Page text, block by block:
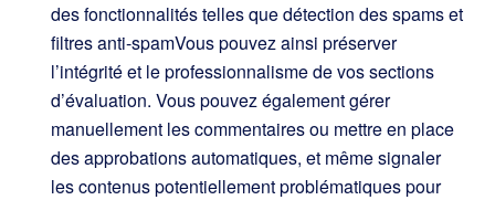
des fonctionnalités telles quedétection des spams et
filtres anti-spamVous pouvez ainsi préserver
l’intégrité et le professionnalisme de vos sections
d’évaluation. Vous pouvez également gérer
manuellement les commentaires ou mettre en place
des approbations automatiques, et même signaler
les contenus potentiellement problématiques pour